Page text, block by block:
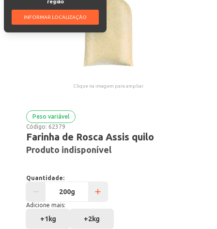
região
INFORMAR LOCALIZAÇÃO
Clique na imagem para ampliar.
Peso variável
Código: 62379
Farinha de Rosca Assis quilo
Produto indisponível
Quantidade:
Adicione mais:
+1kg +2kg